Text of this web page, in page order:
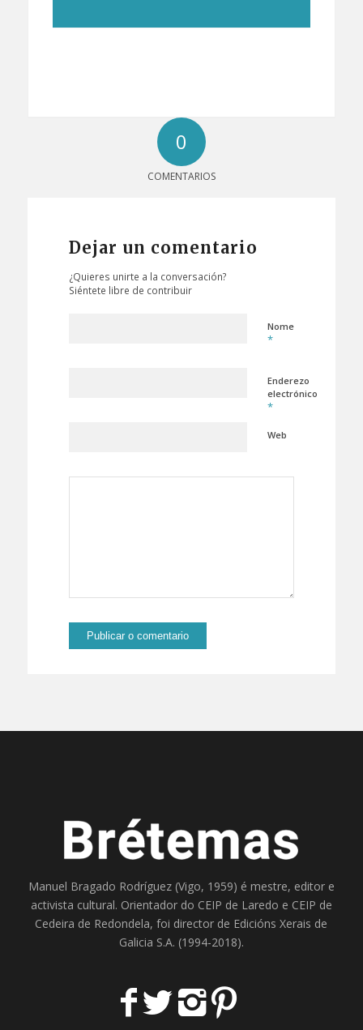
0
COMENTARIOS
Dejar un comentario
¿Quieres unirte a la conversación?
Siéntete libre de contribuir
Nome
*
Enderezo
electrónico
*
Web
Manuel Bragado Rodríguez (Vigo, 1959) é mestre, editor e
activista cultural. Orientador do CEIP de Laredo e CEIP de
Cedeira de Redondela, foi director de Edicións Xerais de
Galicia S.A. (1994-2018).